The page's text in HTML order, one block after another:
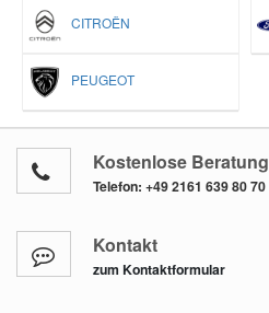
CITROËN
PEUGEOT
Kostenlose Beratung
Telefon: +49 2161 639 80 70
Kontakt
zum Kontaktformular